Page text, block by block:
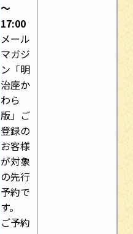
～
17:00
メール
マガジ
ン「明
治座か
わら
版」ご
登録の
お客様
が対象
の先行
予約で
す。
ご予約